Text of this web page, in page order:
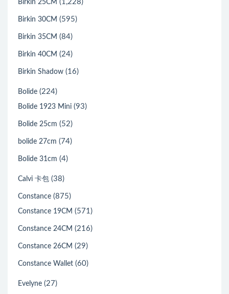
Birkin 25CM (1,228)
Birkin 30CM (595)
Birkin 35CM (84)
Birkin 40CM (24)
Birkin Shadow (16)
Bolide (224)
Bolide 1923 Mini (93)
Bolide 25cm (52)
bolide 27cm (74)
Bolide 31cm (4)
Calvi 卡包 (38)
Constance (875)
Constance 19CM (571)
Constance 24CM (216)
Constance 26CM (29)
Constance Wallet (60)
Evelyne (27)